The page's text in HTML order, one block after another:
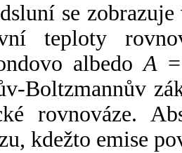
se
teploty
albedoA
Boltzmannův
rovnováze.
kdežto emise